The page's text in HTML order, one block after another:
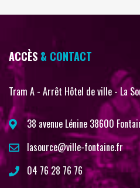
ACCÈS & CONTACT
Tram A - Arrêt Hôtel de ville - La
38 avenue Lénine 38600
lasource@ville-fontaine.fr
04 76 28 76 76